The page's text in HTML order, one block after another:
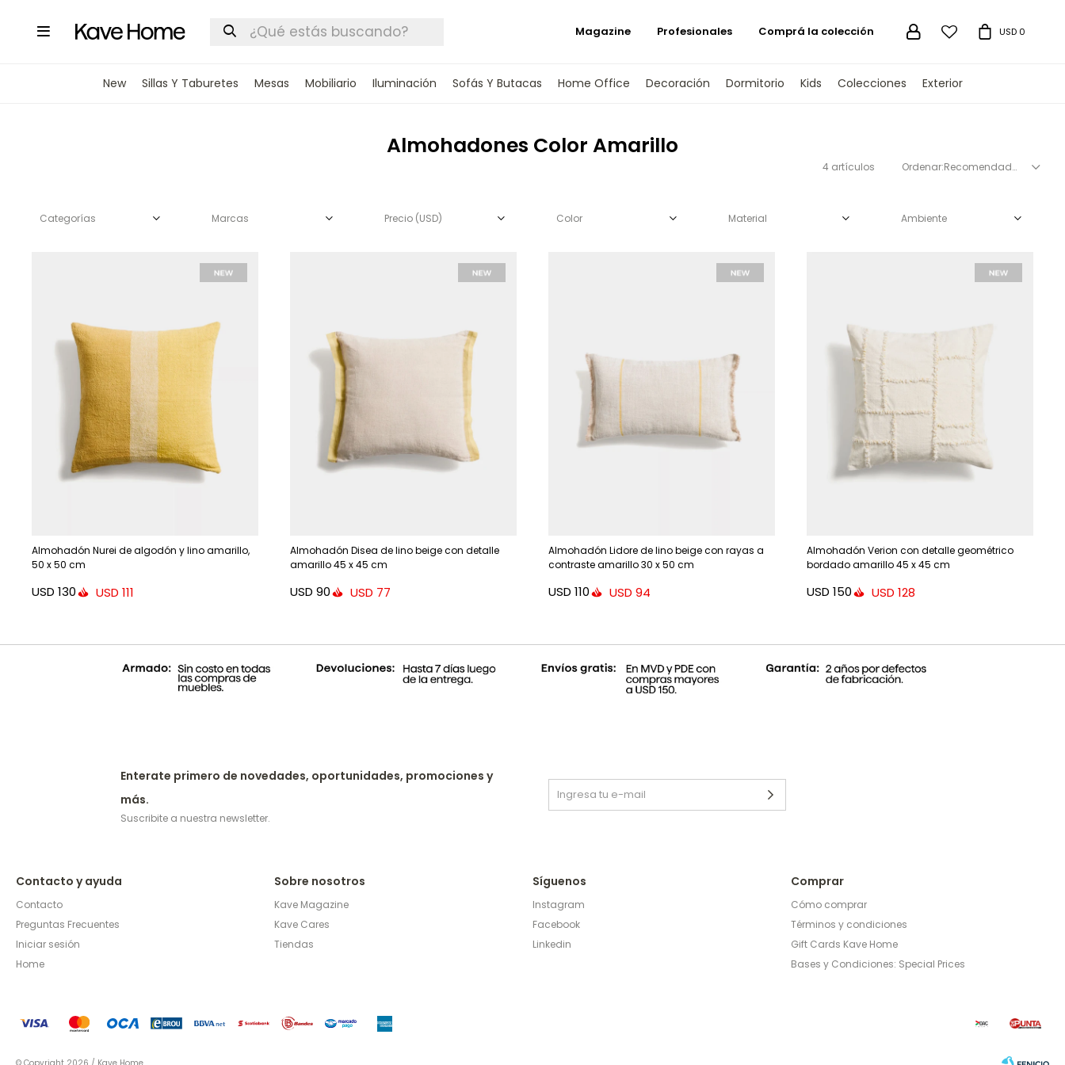

New Sillas Y Taburetes Mesas Mobiliario Iluminación Sofás Y Butacas Home Office Decoración Dormitorio Kids Colecciones Exterior
 USD 0
Magazine Profesionales Comprá la colección
Almohadones Color Amarillo
4 artículos Recomendados
Almohadón Nurei de algodón y lino amarillo,
50 x 50 cm
USD 130 USD 111
Almohadón Disea de lino beige con detalle
amarillo 45 x 45 cm
USD 90 USD 77
Almohadón Lidore de lino beige con rayas a
contraste amarillo 30 x 50 cm
USD 110 USD 94
Almohadón Verion con detalle geométrico
bordado amarillo 45 x 45 cm
USD 150 USD 128
Categorías Marcas Precio (USD) Color Material Ambiente
Sobre nosotros
Kave Magazine
Kave Cares
Tiendas
Comprar
Cómo comprar
Términos y condiciones
Gift Cards Kave Home
Bases y Condiciones: Special Prices
Contacto y ayuda
Contacto
Preguntas Frecuentes
Iniciar sesión
Home
Síguenos
Instagram
Facebook
Linkedin
Enterate primero de novedades, oportunidades, promociones y
más.
Suscribite a nuestra newsletter.
© Copyright 2026 / Kave Home